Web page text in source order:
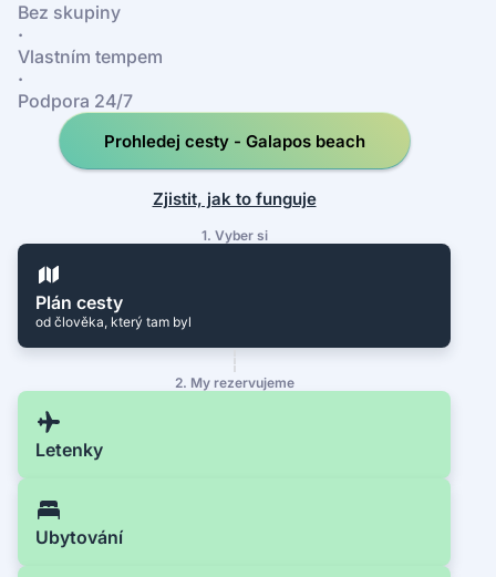
Bez skupiny
·
Vlastním tempem
·
Podpora 24/7
Prohledej cesty - Galapos beach
Zjistit, jak to funguje
1. Vyber si
Plán cesty
od člověka, který tam byl
2. My rezervujeme
Letenky
Ubytování